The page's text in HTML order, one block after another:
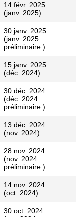
14 févr. 2025
(janv. 2025)
30 janv. 2025
(janv. 2025
préliminaire.)
15 janv. 2025
(déc. 2024)
30 déc. 2024
(déc. 2024
préliminaire.)
13 déc. 2024
(nov. 2024)
28 nov. 2024
(nov. 2024
préliminaire.)
14 nov. 2024
(oct. 2024)
30 oct. 2024